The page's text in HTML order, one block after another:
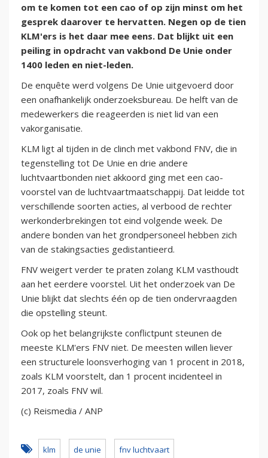
om te komen tot een cao of op zijn minst om het
gesprek daarover te hervatten. Negen op de tien
KLM'ers is het daar mee eens. Dat blijkt uit een
peiling in opdracht van vakbond De Unie onder
1400 leden en niet-leden.
De enquête werd volgens De Unie uitgevoerd door
een onafhankelijk onderzoeksbureau. De helft van de
medewerkers die reageerden is niet lid van een
vakorganisatie.
KLM ligt al tijden in de clinch met vakbond FNV, die in
tegenstelling tot De Unie en drie andere
luchtvaartbonden niet akkoord ging met een cao-
voorstel van de luchtvaartmaatschappij. Dat leidde tot
verschillende soorten acties, al verbood de rechter
werkonderbrekingen tot eind volgende week. De
andere bonden van het grondpersoneel hebben zich
van de stakingsacties gedistantieerd.
FNV weigert verder te praten zolang KLM vasthoudt
aan het eerdere voorstel. Uit het onderzoek van De
Unie blijkt dat slechts één op de tien ondervraagden
die opstelling steunt.
Ook op het belangrijkste conflictpunt steunen de
meeste KLM'ers FNV niet. De meesten willen liever
een structurele loonsverhoging van 1 procent in 2018,
zoals KLM voorstelt, dan 1 procent incidenteel in
2017, zoals FNV wil.
(c) Reismedia / ANP
klm de unie fnv luchtvaart